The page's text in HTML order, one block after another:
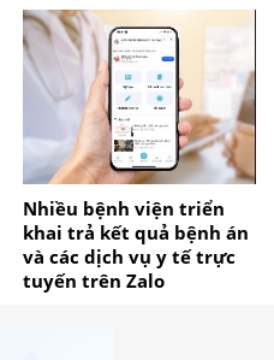
Nhiều bệnh viện triển
khai trả kết quả bệnh án
và các dịch vụ y tế trực
tuyến trên Zalo